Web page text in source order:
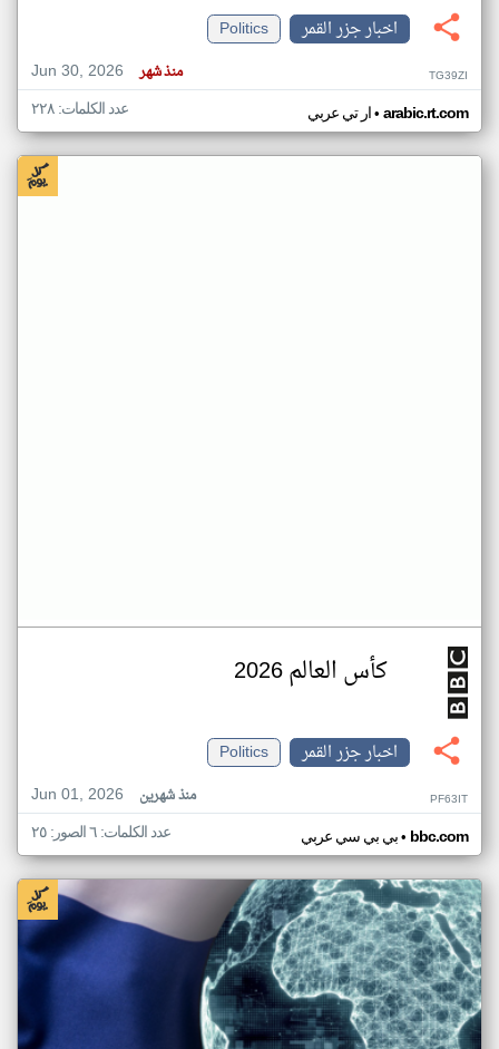
اخبار جزر القمر
Politics
Jun 30, 2026
منذ شهر TG39ZI
ار تي عربي• arabic.rt.com عدد الكلمات: ٢٢٨
كأس العالم 2026
اخبار جزر القمر
Politics
Jun 01, 2026
منذ شهرين PF63IT
بي بي سي عربي• bbc.com عدد الكلمات: ٦ الصور: ٢٥